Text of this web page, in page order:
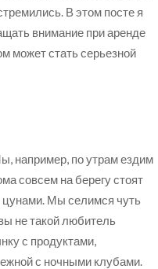
В этом посте я
внимание при аренде
может стать серьезной
например, по утрам ездим
совсем на берегу стоят
цунами. Мы селимся чуть
не такой любитель
с продуктами,
с ночными клубами.